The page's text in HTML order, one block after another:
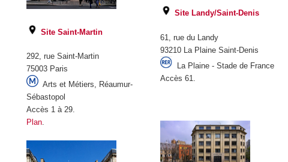
Site Saint-Martin
292, rue Saint-Martin
75003 Paris
Arts et Métiers, Réaumur-
Sébastopol
Accès 1 à 29.
Plan.
Site Landy/Saint-Denis
61, rue du Landy
93210 La Plaine Saint-Denis
La Plaine - Stade de France
Accès 61.